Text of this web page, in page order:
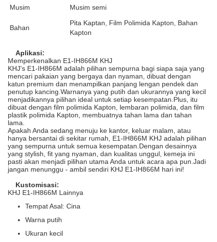
Musim Musim semi
Bahan
Pita Kaptan, Film Polimida Kapton, Bahan
Kapton
Aplikasi:
Memperkenalkan E1-IH866M KHJ
KHJ's E1-IH866M adalah pilihan sempurna bagi siapa saja yang
mencari pakaian yang bergaya dan nyaman, dibuat dengan
katun premium dan menampilkan panjang lengan pendek dan
penutup kancing.Warnanya yang putih dan ukurannya yang kecil
menjadikannya pilihan ideal untuk setiap kesempatan.Plus, itu
dibuat dengan film polimida Kapton, lembaran polimida, dan film
plastik polimida Kapton, membuatnya tahan lama dan tahan
lama.
Apakah Anda sedang menuju ke kantor, keluar malam, atau
hanya bersantai di sekitar rumah, E1-IH866M KHJ adalah pilihan
yang sempurna untuk semua kesempatan.Dengan desainnya
yang stylish, fit yang nyaman, dan kualitas unggul, kemeja ini
pasti akan menjadi pilihan utama Anda untuk acara apa pun.Jadi
jangan menunggu - ambil sendiri KHJ E1-IH866M hari ini!
Kustomisasi:
KHJ E1-IH866M Lainnya
Tempat Asal: Cina
Warna putih
Ukuran kecil